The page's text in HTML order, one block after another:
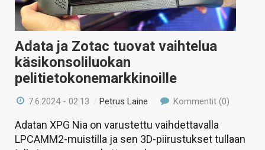
HAKU
Adata ja Zotac tuovat vaihtelua
käsikonsoliluokan
pelitietokonemarkkinoille
7.6.2024 - 02:13 /Petrus Laine Kommentit (0)
Adatan XPG Nia on varustettu vaihdettavalla
LPCAMM2-muistilla ja sen 3D-piirustukset tullaan